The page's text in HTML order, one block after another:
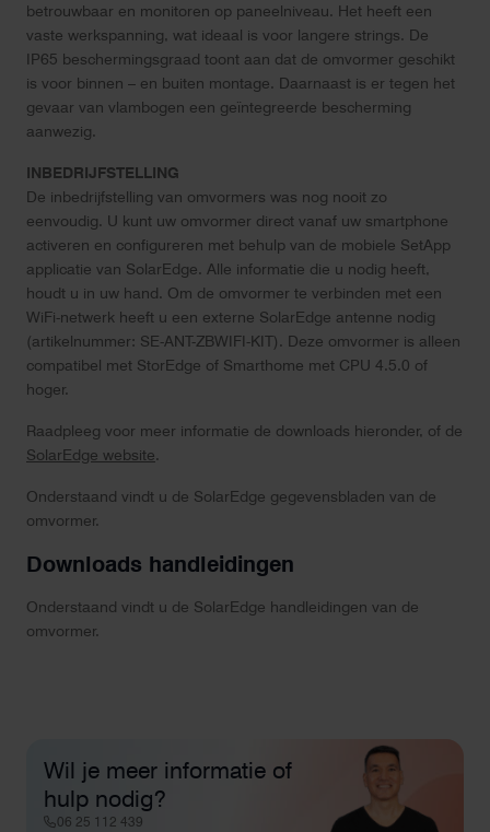
betrouwbaar en monitoren op paneelniveau. Het heeft een
vaste werkspanning, wat ideaal is voor langere strings. De
IP65 beschermingsgraad toont aan dat de omvormer geschikt
is voor binnen – en buiten montage. Daarnaast is er tegen het
gevaar van vlambogen een geïntegreerde bescherming
aanwezig.
INBEDRIJFSTELLING
De inbedrijfstelling van omvormers was nog nooit zo
eenvoudig. U kunt uw omvormer direct vanaf uw smartphone
activeren en configureren met behulp van de mobiele SetApp
applicatie van SolarEdge. Alle informatie die u nodig heeft,
houdt u in uw hand. Om de omvormer te verbinden met een
WiFi-netwerk heeft u een externe SolarEdge antenne nodig
(artikelnummer: SE-ANT-ZBWIFI-KIT). Deze omvormer is alleen
compatibel met StorEdge of Smarthome met CPU 4.5.0 of
hoger.
Raadpleeg voor meer informatie de downloads hieronder, of de
SolarEdge website.
Onderstaand vindt u de SolarEdge gegevensbladen van de
omvormer.
Downloads handleidingen
Onderstaand vindt u de SolarEdge handleidingen van de
omvormer.
Wil je meer informatie of
hulp nodig?
06 25 112 439